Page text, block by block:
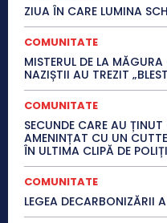
ZIUA ÎN CARE LUMINA
COMUNITATE
MISTERUL DE LA
NAZIȘTII AU TREZIT
COMUNITATE
SECUNDE CARE AU
AMENINȚAT CU UN
ÎN ULTIMA CLIPĂ DE
COMUNITATE
LEGEA DECARBONIZĂRII